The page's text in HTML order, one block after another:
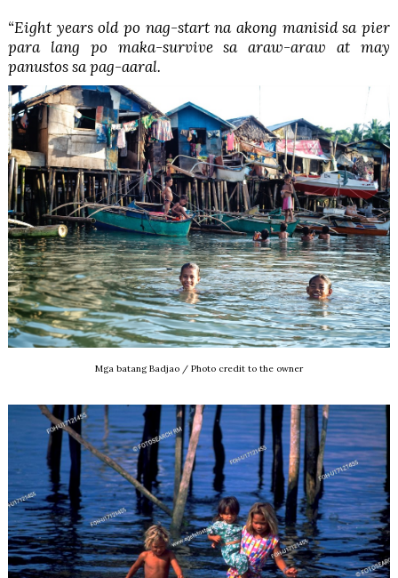
“Eight years old po nag-start na akong manisid sa pier
para lang po maka-survive sa araw-araw at may
panustos sa pag-aaral.
Mga batang Badjao / Photo credit to the owner